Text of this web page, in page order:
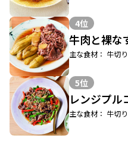
4位
牛肉と裸な
主な食材： 牛切
5位
レンジプル
主な食材： 牛切